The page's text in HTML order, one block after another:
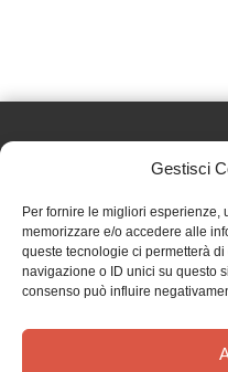
Gestisci
Per fornire le migliori
memorizzare e/o accedere alle
queste tecnologie ci permetterà
navigazione o ID unici su questo
consenso può influire
Effatà Editrice di
C.F. e P.IVA 09655250018
Via Tre Denti, 1 - 10060
Telefono: (+39) 0121